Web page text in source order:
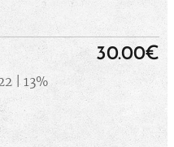
| 13%
30.00€